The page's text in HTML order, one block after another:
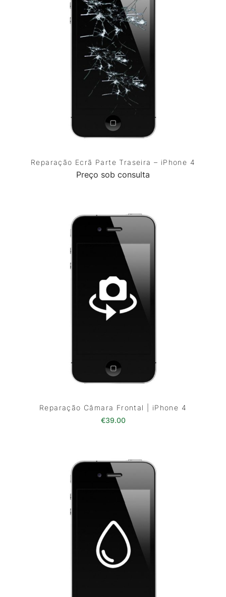
Reparação Ecrã Parte Traseira – iPhone 4
Preço sob consulta
Reparação Câmara Frontal | iPhone 4
€39.00